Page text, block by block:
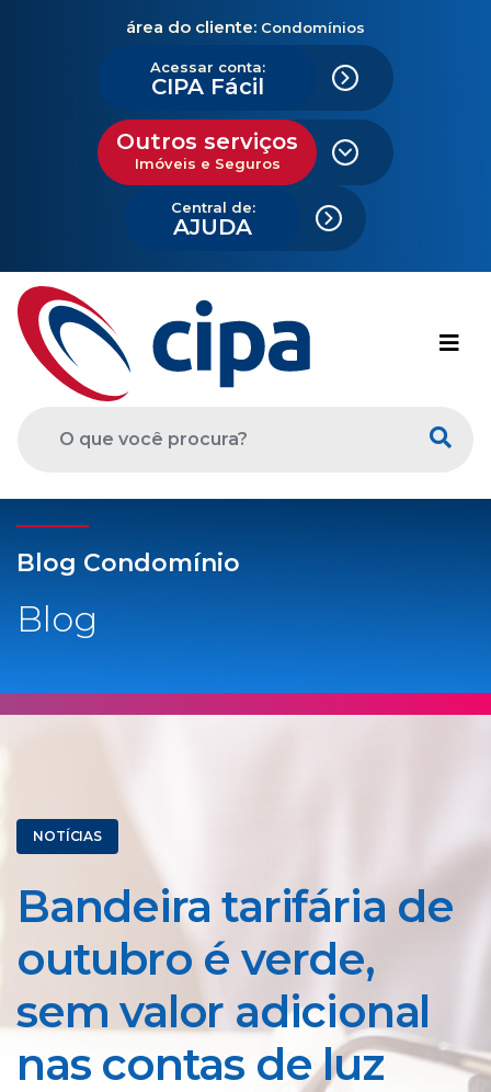
área do cliente: Condomínios
Acessar conta:
CIPA Fácil
Outros serviços
Imóveis e Seguros
Central de:
AJUDA
Blog Condomínio
Blog
NOTÍCIAS
Bandeira tarifária de
outubro é verde,
sem valor adicional
nas contas de luz